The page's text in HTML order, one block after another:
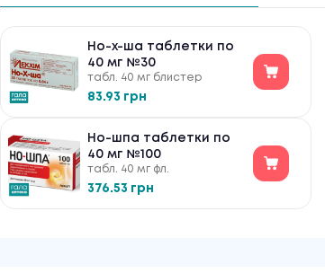
Но-х-ша таблетки по
40 мг №30
табл. 40 мг блистер
83.93 грн
Но-шпа таблетки по
40 мг №100
табл. 40 мг фл.
376.53 грн